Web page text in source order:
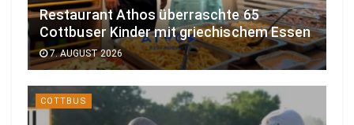
Restaurant Athos überraschte 65
Cottbuser Kinder mit griechischem Essen
7. AUGUST 2026
COTTBUS